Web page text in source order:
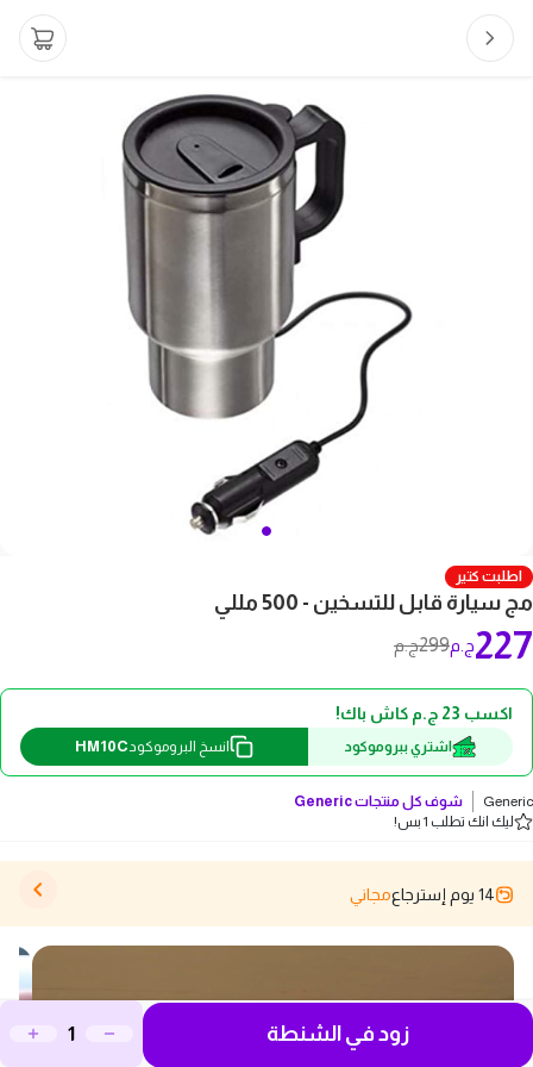
اطلبت كتير
مج سيارة قابل للتسخين - 500 مللي
299ج.م 227ج.م
اكسب 23 ج.م كاش باك!
اشتري ببروموكود انسخ البروموكودHM10C
Generic شوف كل منتجاتGeneric
ليك انك تطلب 1 بس!
14 يوم إسترجاع مجاني
زود في الشنطة